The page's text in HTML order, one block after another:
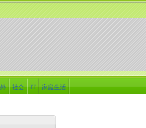
社会 IT 家庭生活